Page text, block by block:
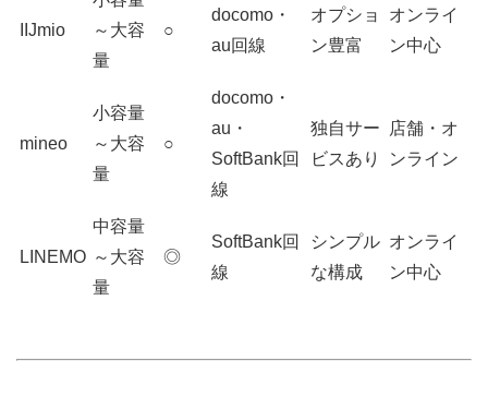
IIJmio
～大容
量
○
docomo・
au回線
オプショ
ン豊富
オンライ
ン中心
mineo
小容量
～大容
量
○
docomo・
au・
SoftBank回
線
独自サー
ビスあり
店舗・オ
ンライン
LINEMO
中容量
～大容
量
◎
SoftBank回
線
シンプル
な構成
オンライ
ン中心